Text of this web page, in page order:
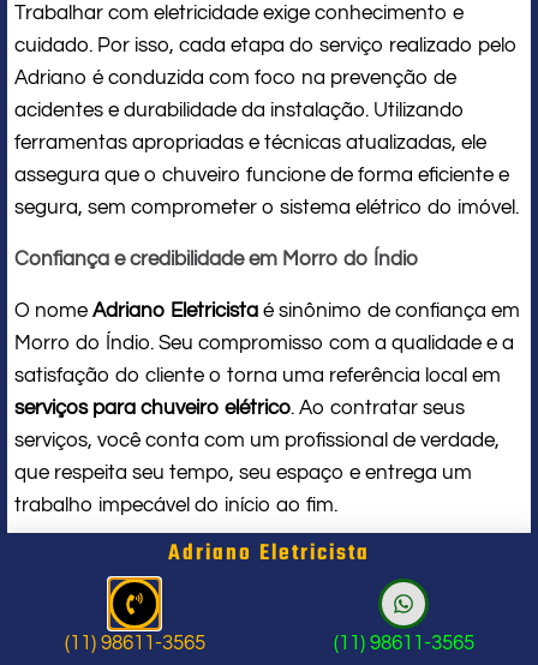
Trabalhar com eletricidade exige conhecimento e
cuidado. Por isso, cada etapa do serviço realizado pelo
Adriano é conduzida com foco na prevenção de
acidentes e durabilidade da instalação. Utilizando
ferramentas apropriadas e técnicas atualizadas, ele
assegura que o chuveiro funcione de forma eficiente e
segura, sem comprometer o sistema elétrico do imóvel.
Confiança e credibilidade em Morro do Índio
O nome Adriano Eletricista é sinônimo de confiança em
Morro do Índio. Seu compromisso com a qualidade e a
satisfação do cliente o torna uma referência local em
serviços para chuveiro elétrico. Ao contratar seus
serviços, você conta com um profissional de verdade,
que respeita seu tempo, seu espaço e entrega um
trabalho impecável do início ao fim.
Problema com chuveiro: sinais que
indicam a hora de chamar um
profissional
Adriano Eletricista
(11) 98611-3565 (11) 98611-3565